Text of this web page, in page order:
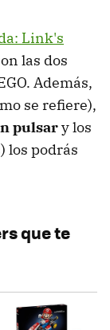
Link's
las dos
Además,
se refiere),
pulsary los
los podrás
que te